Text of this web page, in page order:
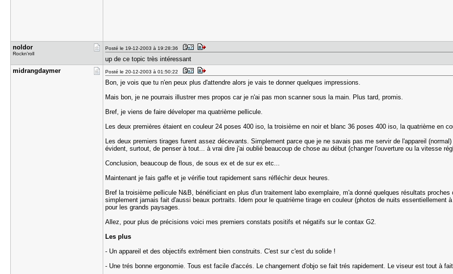
noldor
Rockn'roll
Posté le 19-12-2003 à 19:28:36
up de ce topic très intéressant
midrangday​mer
Posté le 20-12-2003 à 01:50:22
Bon, je vois que tu n'en peux plus d'attendre alors je vais te donner quelques impressions.
Mais bon, je ne pourrais illustrer mes propos car je n'ai pas mon scanner sous la main. Plus tard, promis.
Bref, je viens de faire déveloper ma quatrième pellicule.
Les deux premières étaient en couleur 24 poses 400 iso, la troisième en noir et blanc 36 poses 400 iso, la quatrième en
Les deux premiers tirages furent assez décevants. Simplement parce que je ne savais pas me servir de l'appareil
évident, surtout, de penser à tout... à vrai dire j'ai oublié beaucoup de chose au début (changer l'ouverture ou la vitesse
Conclusion, beaucoup de flous, de sous ex et de sur ex etc...
Maintenant je fais gaffe et je vérifie tout rapidement sans réfléchir deux heures.
Bref la troisième pellicule N&B, bénéficiant en plus d'un traitement labo exemplaire, m'a donné quelques résultats
simplement jamais fait d'aussi beaux portraits. Idem pour le quatrième tirage en couleur (photos de nuits essentiellement
pour les grands paysages.
Allez, pour plus de précisions voici mes premiers constats positifs et négatifs sur le contax G2.
Les plus
- Un appareil et des objectifs extrêment bien construits. C'est sur c'est du solide !
- Une trés bonne ergonomie. Tous est facile d'accés. Le changement d'objo se fait trés rapidement. Le viseur est tout à